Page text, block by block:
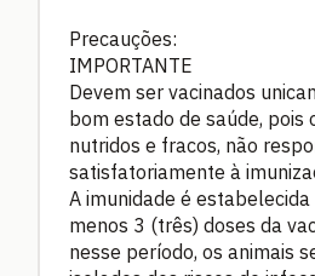
Precauções:
IMPORTANTE
Devem ser vacinados
bom estado de saúde, pois
nutridos e fracos, não
satisfatoriamente à
A imunidade é
menos 3 (três) doses da
nesse período, os animais